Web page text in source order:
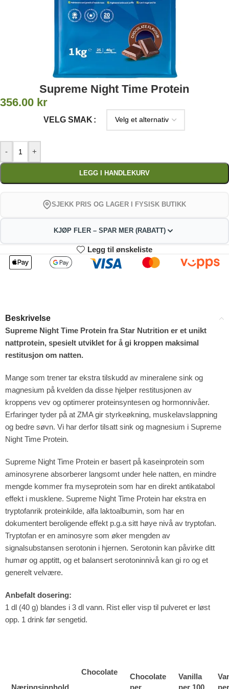
Supreme Night Time Protein
356.00 kr
VELG SMAK
- +
LEGG I HANDLEKURV
SJEKK PRIS OG LAGER I FYSISK BUTIKK
KJØP FLER – SPAR MER (RABATT)
2
352.44
kr
3-4
348.88
4%
Legg til ønskeliste
Beskrivelse
Supreme Night Time Protein fra Star Nutrition er et unikt
nattprotein, spesielt utviklet for å gi kroppen maksimal
restitusjon om natten.
Mange som trener tar ekstra tilskudd av mineralene sink og
magnesium på kvelden da disse hjelper restitusjonen av
kroppens vev og optimerer proteinsyntesen og hormonnivåer.
Erfaringer tyder på at ZMA gir styrkeøkning, muskelavslappning
og bedre søvn. Vi har derfor tilsatt sink og magnesium i Supreme
Night Time Protein.
Supreme Night Time Protein er basert på kaseinprotein som
aminosyrene absorberer langsomt under hele natten, en mindre
mengde kommer fra myseprotein som har en direkt antikatabol
effekt i musklene. Supreme Night Time Protein har ekstra en
tryptofanrik proteinkilde, alfa laktoalbumin, som har en
dokumentert beroligende effekt p.g.a sitt høye nivå av tryptofan.
Tryptofan er en aminosyre som øker mengden av
signalsubstansen serotonin i hjernen. Serotonin kan påvirke ditt
humør og apptitt, og et balansert serotoninnivå kan gi ro og et
generelt velvære.
Anbefalt dosering:
1 dl (40 g) blandes i 3 dl vann. Rist eller visp til pulveret er løst
opp. 1 drink før sengetid.
Næringsinnhold
Chocolate
Chocolate
per
Vanilla
per 100
per